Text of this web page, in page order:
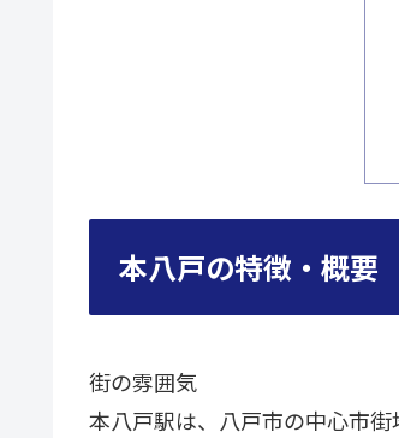
本八戸の特徴・概要
街の雰囲気
本八戸駅は、八戸市の中心市